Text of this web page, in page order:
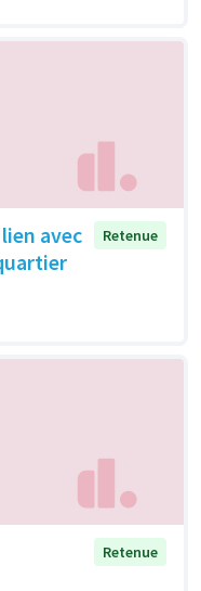
avec
Retenue
Retenue